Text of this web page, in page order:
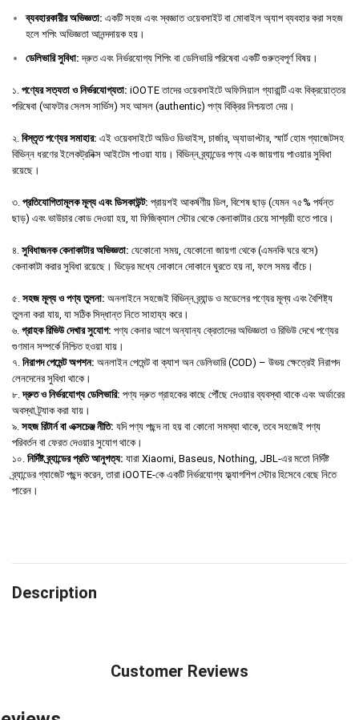
ব্যবহারকারীর অভিজ্ঞতা: একটি সহজ এবং স্বজ্ঞাত ওয়েবসাইট বা মোবাইল অ্যাপ ব্যবহার করা সহজ
হলে শপিং অভিজ্ঞতা আনন্দদায়ক হয়।
ডেলিভারি সুবিধা: দ্রুত এবং নির্ভরযোগ্য শিপিং বা ডেলিভারি পরিষেবা একটি গুরুত্বপূর্ণ বিষয়।
১. পণ্যের সত্যতা ও নির্ভরযোগ্যতা: iOOTE তাদের ওয়েবসাইটে অফিসিয়াল গ্যারান্টি এবং বিক্রয়োত্তর
পরিষেবা (আফটার সেলস সার্ভিস) সহ আসল (authentic) পণ্য বিক্রির নিশ্চয়তা দেয়।
২. বিস্তৃত পণ্যের সমাহার: এই ওয়েবসাইটে অডিও ডিভাইস, চার্জার, অ্যাডাপ্টার, স্মার্ট হোম গ্যাজেটসহ
বিভিন্ন ধরণের ইলেকট্রনিক্স আইটেম পাওয়া যায়। বিভিন্ন ব্র্যান্ডের পণ্য এক জায়গায় পাওয়ার সুবিধা
রয়েছে।
৩. প্রতিযোগিতামূলক মূল্য এবং ডিসকাউন্ট: প্রায়শই আকর্ষণীয় ডিল, বিশেষ ছাড় (যেমন ৭৫% পর্যন্ত
ছাড়) এবং ভাউচার কোড দেওয়া হয়, যা ফিজিক্যাল স্টোর থেকে কেনাকাটার চেয়ে সাশ্রয়ী হতে পারে।
৪. সুবিধাজনক কেনাকাটার অভিজ্ঞতা: যেকোনো সময়, যেকোনো জায়গা থেকে (এমনকি ঘরে বসে)
কেনাকাটা করার সুবিধা রয়েছে। ভিড়ের মধ্যে দোকানে দোকানে ঘুরতে হয় না, ফলে সময় বাঁচে।
৫. সহজ মূল্য ও পণ্য তুলনা: অনলাইনে সহজেই বিভিন্ন ব্র্যান্ড ও মডেলের পণ্যের মূল্য এবং বৈশিষ্ট্য
তুলনা করা যায়, যা সঠিক সিদ্ধান্ত নিতে সাহায্য করে।
৬. গ্রাহক রিভিউ দেখার সুযোগ: পণ্য কেনার আগে অন্যান্য ক্রেতাদের অভিজ্ঞতা ও রিভিউ দেখে পণ্যের
গুণমান সম্পর্কে নিশ্চিত হওয়া যায়।
৭. নিরাপদ পেমেন্ট অপশন: অনলাইন পেমেন্ট বা ক্যাশ অন ডেলিভারি (COD) – উভয় ক্ষেত্রেই নিরাপদ
লেনদেনের সুবিধা থাকে।
৮.দ্রুত ও নির্ভরযোগ্য ডেলিভারি: পণ্য দ্রুত গ্রাহকের কাছে পৌঁছে দেওয়ার ব্যবস্থা থাকে এবং অর্ডারের
অবস্থা ট্র্যাক করা যায়।
৯. সহজ রিটার্ন বা এক্সচেঞ্জ নীতি: যদি পণ্য পছন্দ না হয় বা কোনো সমস্যা থাকে, তবে সহজেই পণ্য
পরিবর্তন বা ফেরত দেওয়ার সুযোগ থাকে।
১০. নির্দিষ্ট ব্র্যান্ডের প্রতি আনুগত্য: যারা Xiaomi, Baseus, Nothing, JBL-এর মতো নির্দিষ্ট
ব্র্যান্ডের গ্যাজেট পছন্দ করেন, তারা iOOTE-কে একটি নির্ভরযোগ্য ফ্ল্যাগশিপ স্টোর হিসেবে বেছে নিতে
পারেন।
Description
Customer Reviews